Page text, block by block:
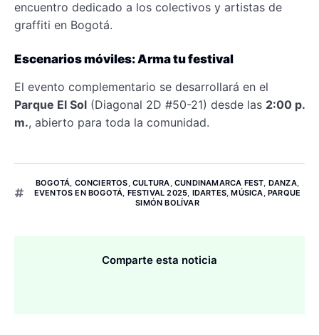
encuentro dedicado a los colectivos y artistas de
graffiti en Bogotá.
Escenarios móviles: Arma tu festival
El evento complementario se desarrollará en el
Parque El Sol (Diagonal 2D #50-21) desde las 2:00 p.
m., abierto para toda la comunidad.
BOGOTÁ, CONCIERTOS,CULTURA, CUNDINAMARCA FEST, DANZA,
EVENTOS EN BOGOTÁ, FESTIVAL 2025, IDARTES,MÚSICA,PARQUE
SIMÓN BOLÍVAR
Comparte esta noticia